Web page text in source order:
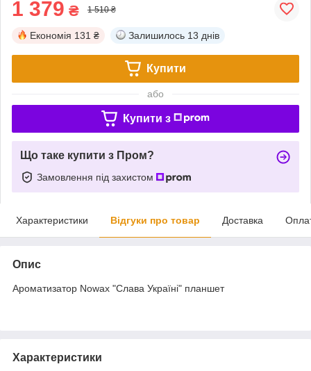
1 379 ₴ 1 510 ₴
Економія 131 ₴ Залишилось 13 днів
Купити
або
Купити з
Що таке купити з Пром?
Замовлення під захистом
Характеристики Відгуки про товар Доставка
Опис
Ароматизатор Nowax "Слава Україні" планшет
Характеристики